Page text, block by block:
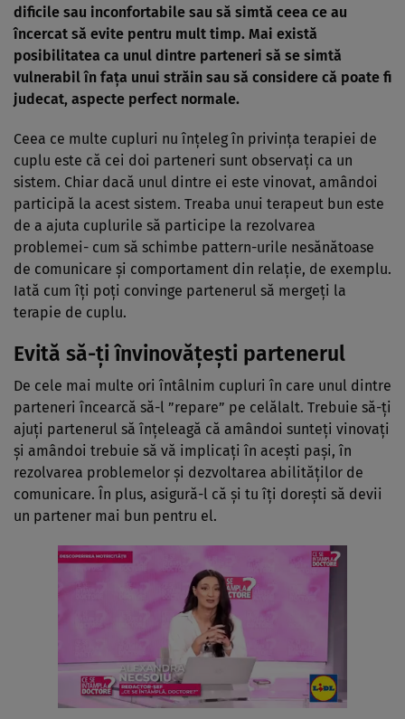
dificile sau inconfortabile sau să simtă ceea ce au
încercat să evite pentru mult timp. Mai există
posibilitatea ca unul dintre parteneri să se simtă
vulnerabil în faţa unui străin sau să considere că poate fi
judecat, aspecte perfect normale.
Ceea ce multe cupluri nu înţeleg în privinţa terapiei de
cuplu este că cei doi parteneri sunt observaţi ca un
sistem. Chiar dacă unul dintre ei este vinovat, amândoi
participă la acest sistem. Treaba unui terapeut bun este
de a ajuta cuplurile să participe la rezolvarea
problemei- cum să schimbe pattern-urile nesănătoase
de comunicare şi comportament din relaţie, de exemplu.
Iată cum îţi poţi convinge partenerul să mergeţi la
terapie de cuplu.
Evită să-ţi învinovăţeşti partenerul
De cele mai multe ori întâlnim cupluri în care unul dintre
parteneri încearcă să-l ”repare” pe celălalt. Trebuie să-ţi
ajuţi partenerul să înţeleagă că amândoi sunteţi vinovaţi
şi amândoi trebuie să vă implicaţi în aceşti paşi, în
rezolvarea problemelor şi dezvoltarea abilităţilor de
comunicare. În plus, asigură-l că şi tu îţi doreşti să devii
un partener mai bun pentru el.